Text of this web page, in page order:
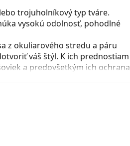
trojuholníkový typ tváre.
vysokú odolnosť, pohodlné
z okuliarového stredu a páru
váš štýl. K ich prednostiam
a predovšetkým ich ochrana
viac ako 90° a umožňuje tak